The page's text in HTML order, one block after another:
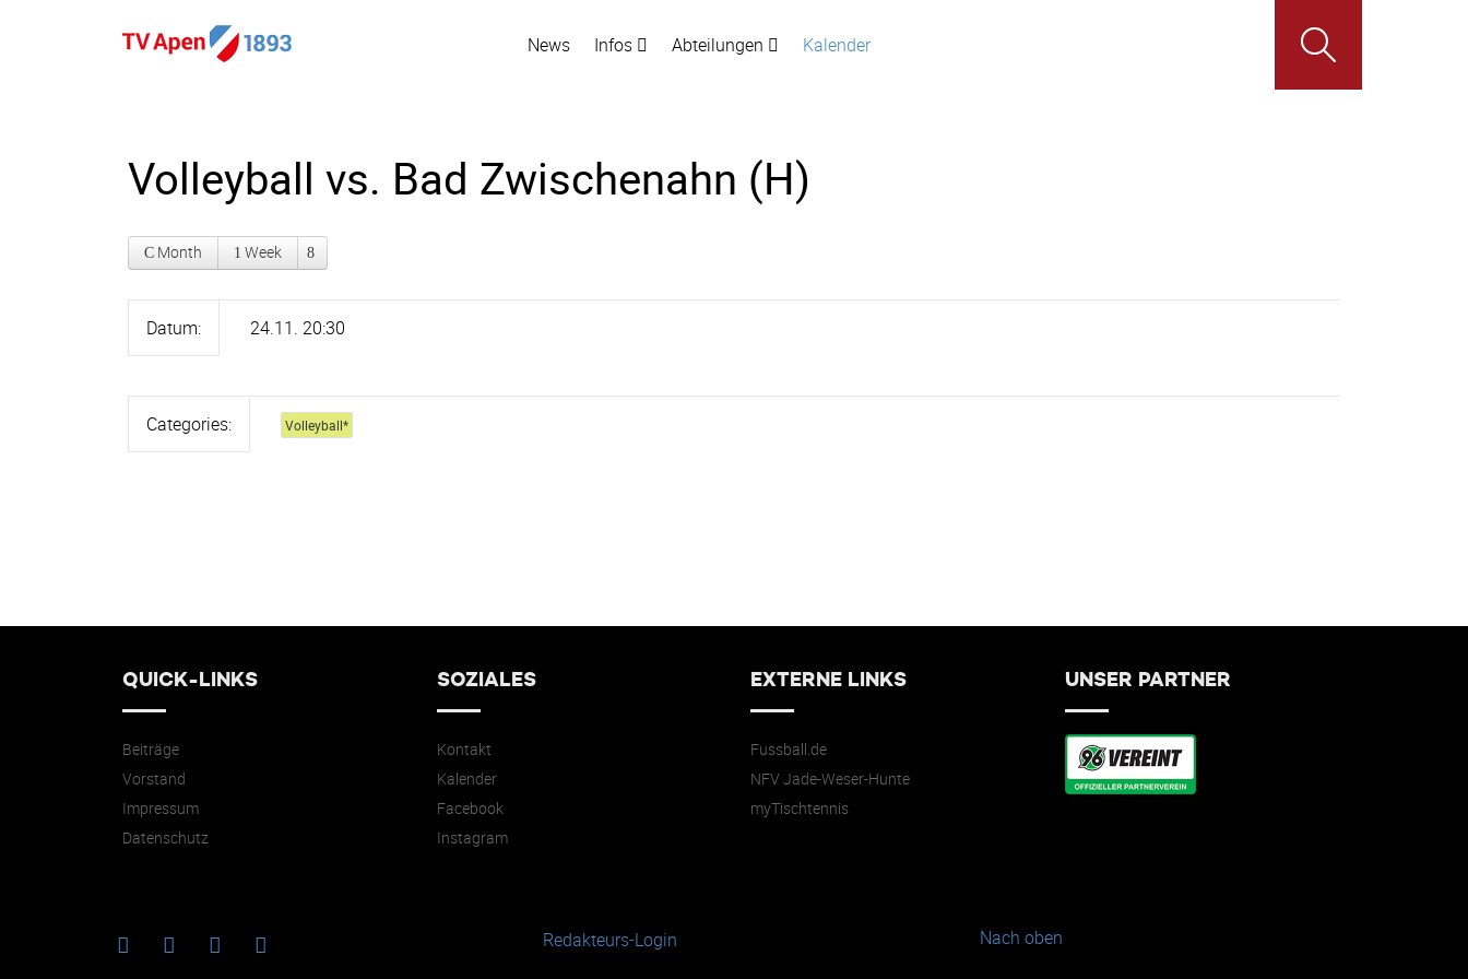
News Infos Abteilungen Kalender
Volleyball vs. Bad Zwischenahn (H)
Month Week
Datum: 24.11. 20:30
Categories: Volleyball*
QUICK-LINKS
Beiträge
Vorstand
Impressum
Datenschutz
SOZIALES
Kontakt
Kalender
Facebook
Instagram
EXTERNE LINKS
Fussball.de
NFV Jade-Weser-Hunte
myTischtennis
UNSER PARTNER
Redakteurs-Login Nach oben